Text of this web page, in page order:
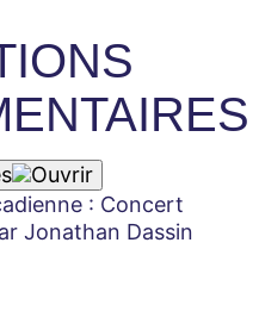
: Concert
Jonathan Dassin